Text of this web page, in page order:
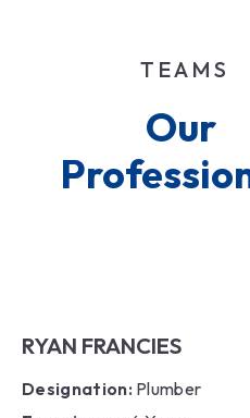
TEAMS
Our
Designation: Plumber
RYAN FRANCIES